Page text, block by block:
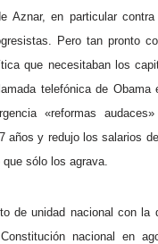
Aznar, en particular
Pero tan pronto
que necesitaban los
telefónica de
«reformas
años y redujo los salarios
sólo los agrava.
de unidad nacional con la
nacional en